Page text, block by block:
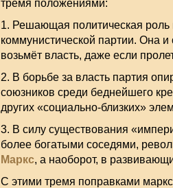
тремя положениями:
1. Решающая политическая роль
коммунистической партии. Она и
возьмёт власть, даже если
2. В борьбе за власть партия
союзников среди беднейшего
других «социально-близких»
3. В силу существования
более богатыми соседями,
Маркс, а наоборот, в
С этими тремя поправками